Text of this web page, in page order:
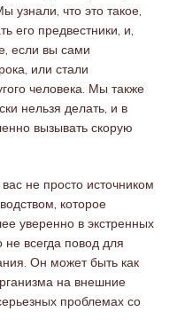
узнали, что это такое,
его предвестники, и,
если вы сами
или стали
человека. Мы также
нельзя делать, и в
вызывать скорую
не просто источником
которое
уверенно в экстренных
всегда повод для
Он может быть как
на внешние
проблемах со